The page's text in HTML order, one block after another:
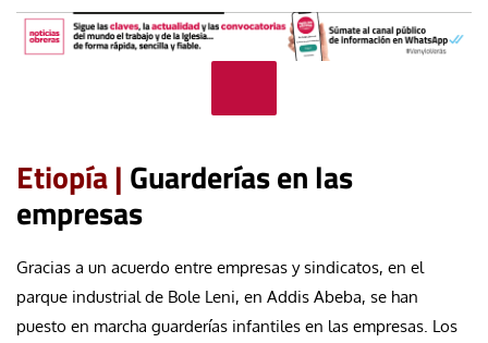
Etiopía | Guarderías en las
empresas
Gracias a un acuerdo entre empresas y sindicatos, en el
parque industrial de Bole Leni, en Addis Abeba, se han
puesto en marcha guarderías infantiles en las empresas. Los